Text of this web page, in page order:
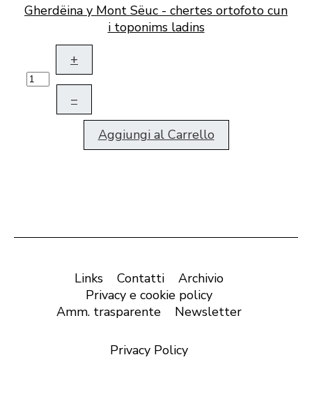
Gherdëina y Mont Sëuc - chertes ortofoto cun
i toponims ladins
+
–
Aggiungi al Carrello
Links Contatti
Archivio
Privacy e cookie policy
Amm. trasparente
Newsletter
Privacy Policy